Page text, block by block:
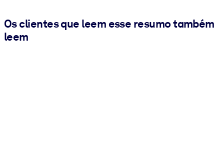
Os clientes que leem esse resumo também
leem